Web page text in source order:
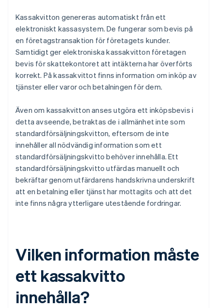
Kassakvitton genereras automatiskt från ett
elektroniskt kassasystem. De fungerar som bevis på
en företagstransaktion för företagets kunder.
Samtidigt ger elektroniska kassakvitton företagen
bevis för skattekontoret att intäkterna har överförts
korrekt. På kassakvittot finns information om inköp av
tjänster eller varor och betalningen för dem.
Även om kassakvitton anses utgöra ett inköpsbevis i
detta avseende, betraktas de i allmänhet inte som
standardförsäljningskvitton, eftersom de inte
innehåller all nödvändig information som ett
standardförsäljningskvitto behöver innehålla. Ett
standardförsäljningskvitto utfärdas manuellt och
bekräftar genom utfärdarens handskrivna underskrift
att en betalning eller tjänst har mottagits och att det
inte finns några ytterligare utestående fordringar.
Vilken information måste
ett kassakvitto
innehålla?